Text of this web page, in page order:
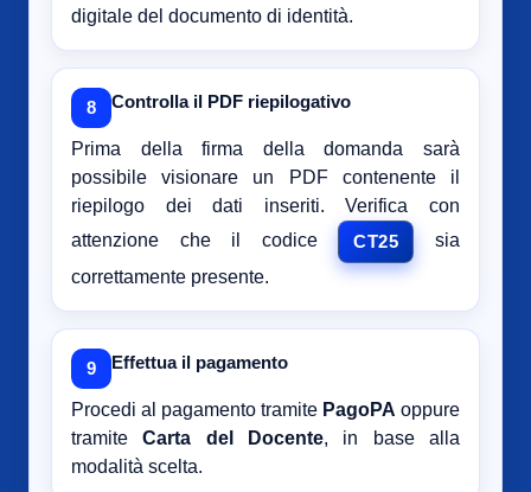
digitale del documento di identità.
8 Controlla il PDF riepilogativo
Prima della firma della domanda sarà
possibile visionare un PDF contenente il
riepilogo dei dati inseriti. Verifica con
attenzione che il codice
CT25
sia
correttamente presente.
9 Effettua il pagamento
Procedi al pagamento tramite PagoPA oppure
tramiteCarta del Docente, in base alla
modalità scelta.